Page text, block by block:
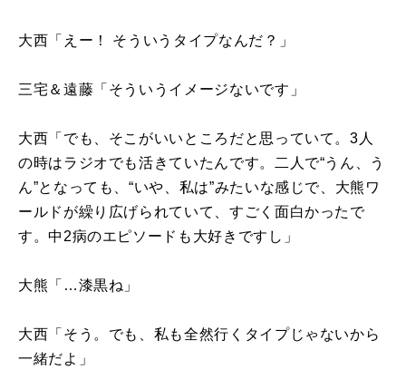
大西「えー！ そういうタイプなんだ？」
三宅＆遠藤「そういうイメージないです」
大西「でも、そこがいいところだと思っていて。3人
の時はラジオでも活きていたんです。二人で“うん、う
ん”となっても、“いや、私は”みたいな感じで、大熊ワ
ールドが繰り広げられていて、すごく面白かったで
す。中2病のエピソードも大好きですし」
大熊「…漆黒ね」
大西「そう。でも、私も全然行くタイプじゃないから
一緒だよ」